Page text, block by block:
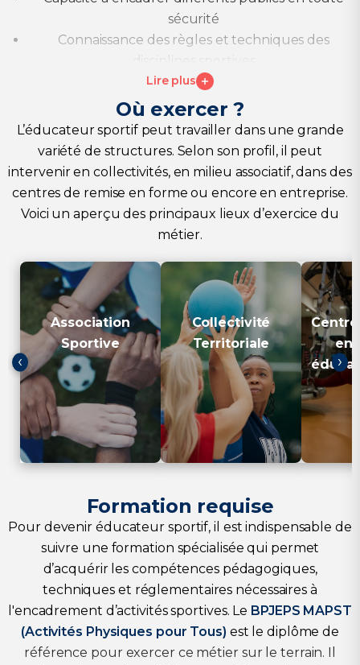
sécurité
Connaissance des règles et techniques des
disciplines sportives
Qualités pédagogiques et sens de l’adaptation
Capacité à concevoir des séances variées et
progressives
Compétences relationnelles et travail en équipe
Maîtrise des enjeux de la prévention et du sport
santé
Lire plus
Où exercer ?
L’éducateur sportif peut travailler dans une grande
variété de structures. Selon son profil, il peut
intervenir en collectivités, en milieu associatif, dans des
centres de remise en forme ou encore en entreprise.
Voici un aperçu des principaux lieux d’exercice du
métier.
‹
Association
Sportive
L’éducateur sportif exerce
association sportive
il conçoit et anime des
séances pour différents
publics, tout en
transmettant les valeurs
éducatives et citoyennes du
sport.
Collectivité
Territoriale
L'éducateur sportif peut
exercer dans une
collectivité
territoriale
, en développant
des activités physiques de
proximité, souvent en lien
avec les services municipaux
et les politiques locales.
en
, où il
bien-
reprise
›
Formation requise
Pour devenir éducateur sportif, il est indispensable de
suivre une formation spécialisée qui permet
d’acquérir les compétences pédagogiques,
techniques et réglementaires nécessaires à
l'encadrement d’activités sportives. Le BPJEPS MAPST
(Activités Physiques pour Tous) est le diplôme de
référence pour exercer ce métier sur le terrain. Il